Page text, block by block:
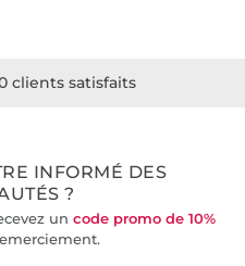
INFORMÉ DES
?
un code promo de 10%